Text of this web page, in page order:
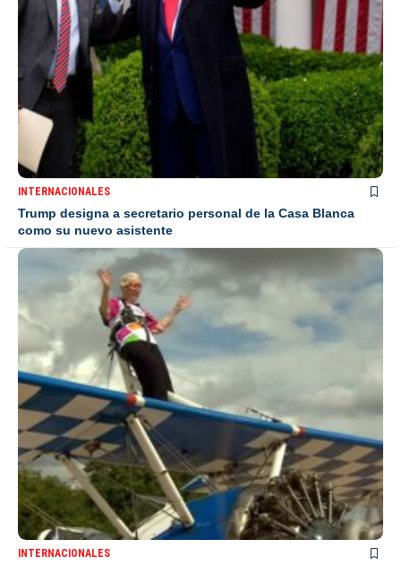
INTERNACIONALES
Trump designa a secretario personal de la Casa Blanca
como su nuevo asistente
INTERNACIONALES